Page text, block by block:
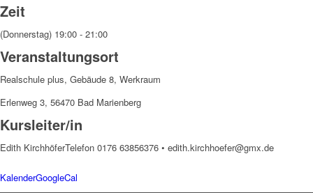
Zeit
(Donnerstag) 19:00 - 21:00
Veranstaltungsort
Realschule plus, Gebäude 8, Werkraum
Erlenweg 3, 56470 Bad Marienberg
Kursleiter/in
Edith KirchhöferTelefon 0176 63856376 • edith.kirchhoefer@gmx.de
KalenderGoogleCal